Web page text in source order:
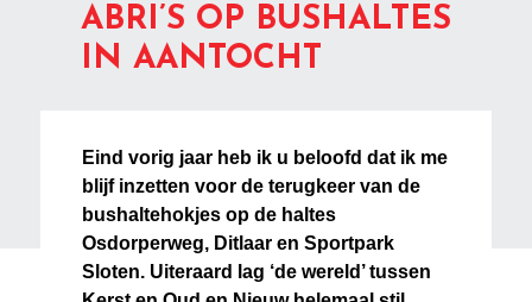
ABRI’S OP BUSHALTES
IN AANTOCHT
Eind vorig jaar heb ik u beloofd dat ik me
blijf inzetten voor de terugkeer van de
bushaltehokjes op de haltes
Osdorperweg, Ditlaar en Sportpark
Sloten. Uiteraard lag ‘de wereld’ tussen